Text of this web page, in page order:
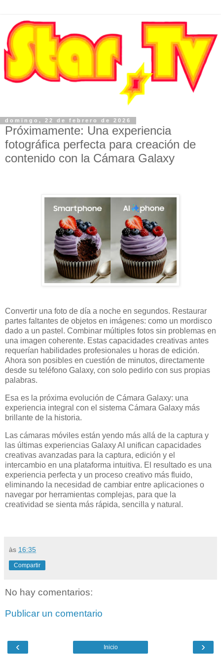
domingo, 22 de febrero de 2026
Próximamente: Una experiencia
fotográfica perfecta para creación de
contenido con la Cámara Galaxy
Convertir una foto de día a noche en segundos. Restaurar
partes faltantes de objetos en imágenes: como un mordisco
dado a un pastel. Combinar múltiples fotos sin problemas en
una imagen coherente. Estas capacidades creativas antes
requerían habilidades profesionales u horas de edición.
Ahora son posibles en cuestión de minutos, directamente
desde su teléfono Galaxy, con solo pedirlo con sus propias
palabras.
Esa es la próxima evolución de Cámara Galaxy: una
experiencia integral con el sistema Cámara Galaxy más
brillante de la historia.
Las cámaras móviles están yendo más allá de la captura y
las últimas experiencias Galaxy AI unifican capacidades
creativas avanzadas para la captura, edición y el
intercambio en una plataforma intuitiva. El resultado es una
experiencia perfecta y un proceso creativo más fluido,
eliminando la necesidad de cambiar entre aplicaciones o
navegar por herramientas complejas, para que la
creatividad se sienta más rápida, sencilla y natural.
às 16:35
Compartir
No hay comentarios:
Publicar un comentario
‹ ›
Inicio